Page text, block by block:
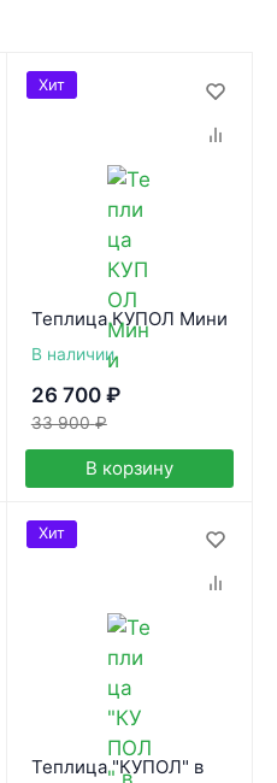
Теплица КУПОЛ Мини
В наличии
26 700 ₽
33 900 ₽
В корзину
Хит
Теплица "КУПОЛ" в
Хит